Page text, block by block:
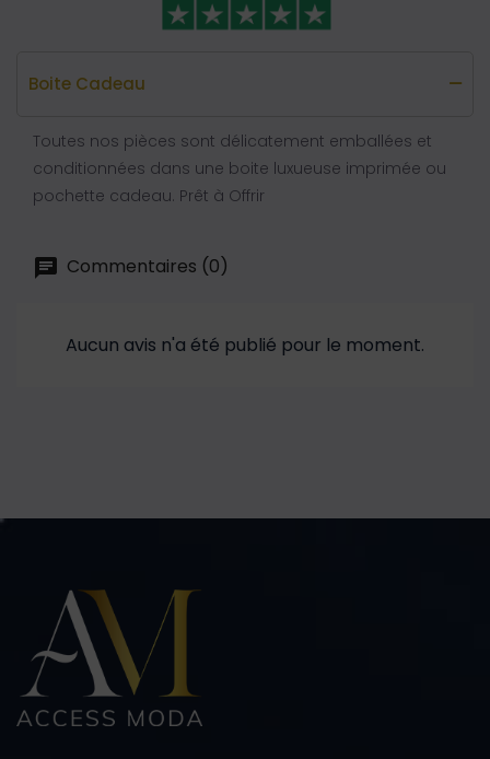
Boite Cadeau
Toutes nos pièces sont délicatement emballées et
conditionnées dans une boite luxueuse imprimée ou
pochette cadeau. Prêt à Offrir
Commentaires (0)
Aucun avis n'a été publié pour le moment.